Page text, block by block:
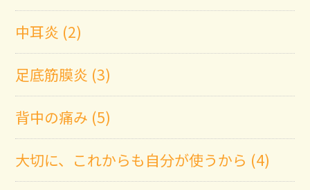
中耳炎 (2)
足底筋膜炎 (3)
背中の痛み (5)
大切に、これからも自分が使うから (4)